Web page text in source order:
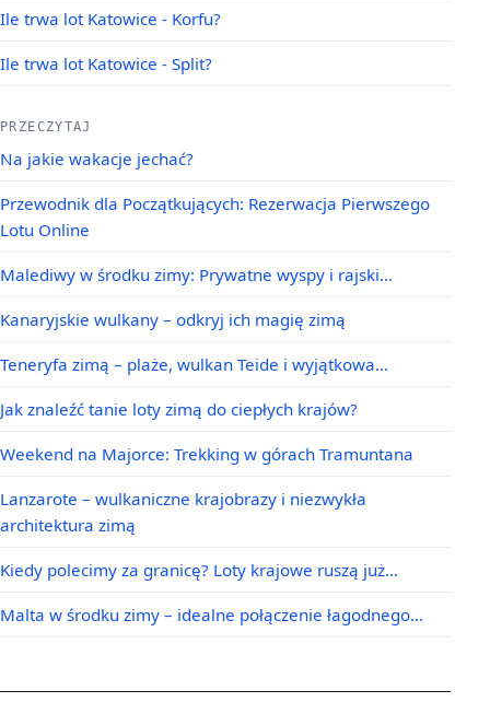
Ile trwa lot Katowice - Korfu?
Ile trwa lot Katowice - Split?
PRZECZYTAJ
Na jakie wakacje jechać?
Przewodnik dla Początkujących: Rezerwacja Pierwszego
Lotu Online
Malediwy w środku zimy: Prywatne wyspy i rajski…
Kanaryjskie wulkany – odkryj ich magię zimą
Teneryfa zimą – plaże, wulkan Teide i wyjątkowa…
Jak znaleźć tanie loty zimą do ciepłych krajów?
Weekend na Majorce: Trekking w górach Tramuntana
Lanzarote – wulkaniczne krajobrazy i niezwykła
architektura zimą
Kiedy polecimy za granicę? Loty krajowe ruszą już…
Malta w środku zimy – idealne połączenie łagodnego…